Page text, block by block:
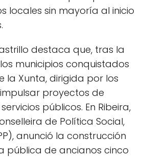
locales sin mayoría al inicio
destaca que, tras la
municipios conquistados
la Xunta, dirigida por los
proyectos de
públicos. En Ribeira,
de Política Social,
anunció la construcción
pública de ancianos cinco